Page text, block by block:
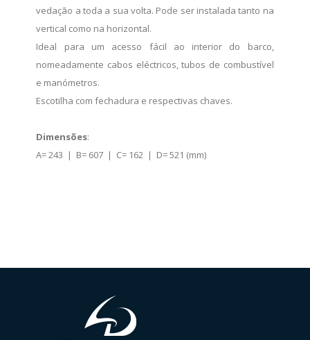
vedação a toda a sua volta. Pode ser instalada tanto na
vertical como na horizontal.
Ideal para um acesso fácil ao interior do barco,
nomeadamente cabos eléctricos, tubos de combustível
e manómetros.
Escotilha com fechadura e respectivas chaves.
Dimensões:
A= 243 | B= 607 | C= 162 | D= 521 (mm)